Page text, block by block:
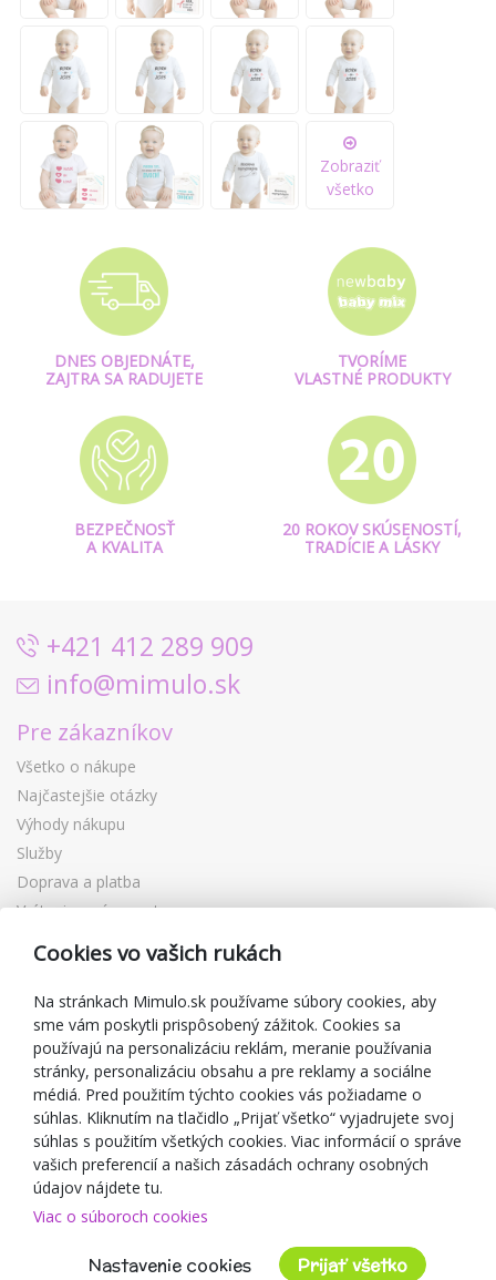
Zobraziť
všetko
DNES OBJEDNÁTE,
ZAJTRA SA RADUJETE
TVORÍME
VLASTNÉ PRODUKTY
BEZPEČNOSŤ
A KVALITA
20 ROKOV SKÚSENOSTÍ,
TRADÍCIE A LÁSKY
+421 412 289 909
info@mimulo.sk
Pre zákazníkov
Všetko o nákupe
Najčastejšie otázky
Výhody nákupu
Služby
Doprava a platba
Vrátenie a výmena tovaru
Reklamácia
Zľavové kupóny
Blog
O predajcovi
Mimulo.sk
Obchodné podmienky
Ochrana osobných údajov GDPR
Kontakty
Spolupracujeme
Cookies vo vašich rukách
Na stránkach Mimulo.sk používame súbory cookies, aby
sme vám poskytli prispôsobený zážitok. Cookies sa
používajú na personalizáciu reklám, meranie používania
stránky, personalizáciu obsahu a pre reklamy a sociálne
médiá. Pred použitím týchto cookies vás požiadame o
súhlas. Kliknutím na tlačidlo „Prijať všetko“ vyjadrujete svoj
súhlas s použitím všetkých cookies. Viac informácií o správe
vašich preferencií a našich zásadách ochrany osobných
údajov nájdete tu.
Viac o súboroch cookies
Nastavenie cookies Prijať všetko